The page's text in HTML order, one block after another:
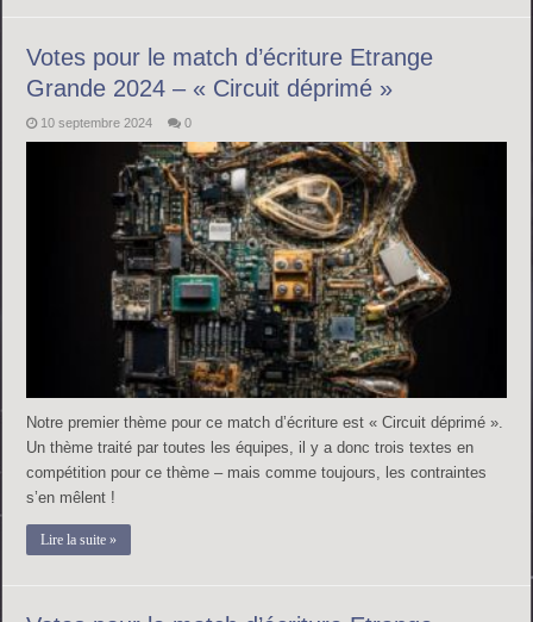
Votes pour le match d’écriture Etrange
Grande 2024 – « Circuit déprimé »
10 septembre 2024 0
Notre premier thème pour ce match d’écriture est « Circuit déprimé ».
Un thème traité par toutes les équipes, il y a donc trois textes en
compétition pour ce thème – mais comme toujours, les contraintes
s’en mêlent !
Lire la suite »